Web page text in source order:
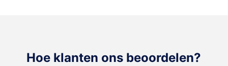
Hoe klanten ons beoordelen?